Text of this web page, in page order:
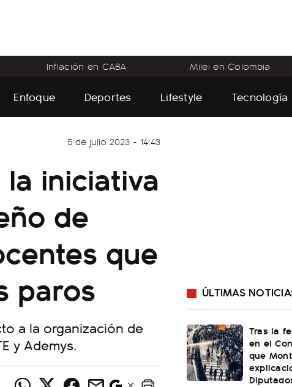
Inflación en CABA Milei en Colombia
Enfoque Deportes Lifestyle Tecnología
5 de julio 2023 - 14:43
iniciativa
de
que
paros
a la organización de
y Ademys.
ÚLTIMAS
Tras la
en el
que